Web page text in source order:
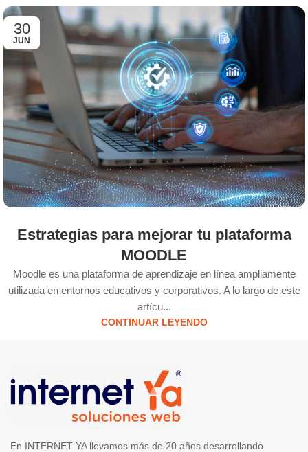
30
JUN
Estrategias para mejorar tu plataforma
MOODLE
Moodle es una plataforma de aprendizaje en línea ampliamente
utilizada en entornos educativos y corporativos. A lo largo de este
artícu...
CONTINUAR LEYENDO
En INTERNET YA llevamos más de 20 años desarrollando